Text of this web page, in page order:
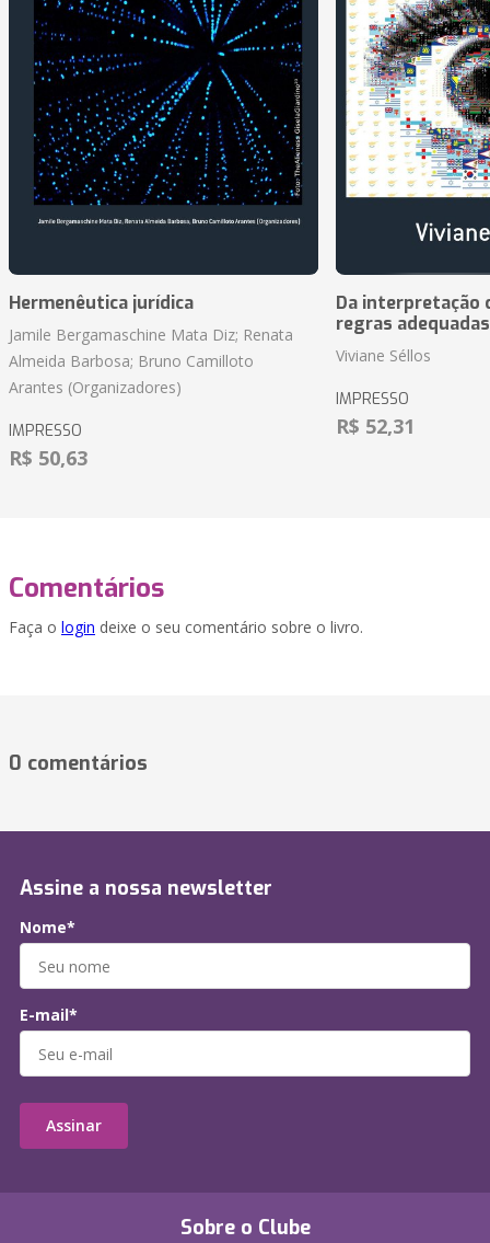
Hermenêutica jurídica
Jamile Bergamaschine Mata Diz; Renata
Almeida Barbosa; Bruno Camilloto
Arantes (Organizadores)
IMPRESSO
R$ 50,63
Da interpretação
regras
Viviane Séllos
IMPRESSO
R$ 52,31
Comentários
Faça o login deixe o seu comentário sobre o livro.
0 comentários
Sobre o Clube
Assine a nossa newsletter
Nome*
E-mail*
Assinar